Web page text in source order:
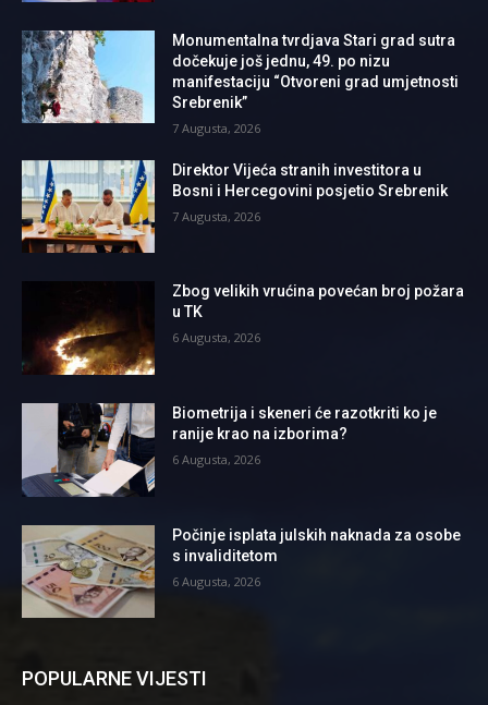
Monumentalna tvrdjava Stari grad sutra
dočekuje još jednu, 49. po nizu
manifestaciju “Otvoreni grad umjetnosti
Srebrenik”
7 Augusta, 2026
Direktor Vijeća stranih investitora u
Bosni i Hercegovini posjetio Srebrenik
7 Augusta, 2026
Zbog velikih vrućina povećan broj požara
u TK
6 Augusta, 2026
Biometrija i skeneri će razotkriti ko je
ranije krao na izborima?
6 Augusta, 2026
Počinje isplata julskih naknada za osobe
s invaliditetom
6 Augusta, 2026
POPULARNE VIJESTI